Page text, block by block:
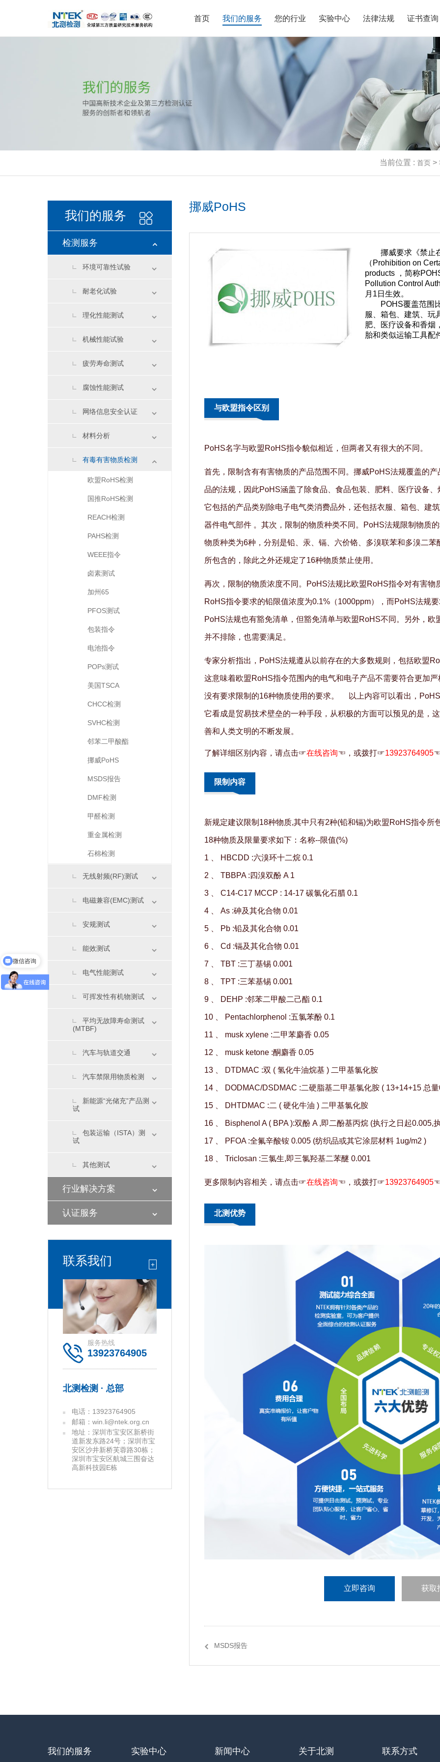
首页 我们的服务
理化性能测试 机械性能试验
网络信息安全认证
有毒有害物质检测 电磁兼容(EMC)测试 安规测试
可挥发性有机物测试
平均无故障寿命测试
(MTBF)
汽车与轨道交通 新能源“光储充”产品测试 包装运输（ISTA）测
您的行业 实验中心
EMC实验室 材料实验室
无线射频实验室 5G通信&物联网实验
安全实验室 理化分析实验室 新能源实验室
汽车电子EMC和充电
验室
法律法规 证书查询
法律法规 技术文章
联系我们 人才招聘
当前位置 : 首页 >
我们的服务
检测服务
环境可靠性试验
耐老化试验
理化性能测试
机械性能试验
疲劳寿命测试
腐蚀性能测试
网络信息安全认证
材料分析
有毒有害物质检测
欧盟RoHS检测
国推RoHS检测
REACH检测
PAHS检测
WEEE指令
卤素测试
加州65
PFOS测试
包装指令
电池指令
POPs测试
美国TSCA
CHCC检测
SVHC检测
邻苯二甲酸酯
挪威PoHS
MSDS报告
DMF检测
甲醛检测
重金属检测
石棉检测
无线射频(RF)测试
电磁兼容(EMC)测试
安规测试
能效测试
电气性能测试
可挥发性有机物测试
平均无故障寿命测试
(MTBF)
汽车与轨道交通
汽车禁限用物质检测
新能源“光储充”产品测
试
包装运输（ISTA）测
试
其他测试
行业解决方案
认证服务
联系我们 +
服务热线
13923764905
北测检测 · 总部
电话：13923764905
邮箱：win.li@ntek.org.cn
地址：深圳市宝安区新桥街
道新发东路24号；深圳市宝
安区沙井新桥芙蓉路30栋；
深圳市宝安区航城三围奋达
高新科技园E栋
挪威PoHS
挪威要求《禁止
（Prohibition on
products ，简称
Pollution Control
月1日生效。
POHS覆盖范围
服、箱包、建筑、玩
肥、医疗设备和香烟
胎和类似运输工具配
与欧盟指令区别
PoHS名字与欧盟RoHS指令貌似相近，但两者又有很大的不同。
首先，限制含有有害物质的产品范围不同。挪威PoHS法规覆盖的
品的法规，因此PoHS涵盖了除食品、食品包装、肥料、医疗设备
它包括的产品类别除电子电气类消费品外，还包括衣服、箱包、建
器件电气部件 。其次，限制的物质种类不同。PoHS法规限制物质
物质种类为6种，分别是铅、汞、镉、六价铬、多溴联苯和多溴二
所包含的，除此之外还规定了16种物质禁止使用。
再次，限制的物质浓度不同。PoHS法规比欧盟RoHS指令对有害物
RoHS指令要求的铅限值浓度为0.1%（1000ppm），而PoHS法规
PoHS法规也有豁免清单，但豁免清单与欧盟RoHS不同。另外，
并不排除，也需要满足。
专家分析指出，PoHS法规遵从以前存在的大多数规则，包括欧盟
这意味着欧盟RoHS指令范围内的电气和电子产品不需要符合更加
没有要求限制的16种物质使用的要求。 以上内容可以看出，
它看成是贸易技术壁垒的一种手段，从积极的方面可以预见的是，
善和人类文明的不断发展。
了解详细区别内容，请点击☞在线咨询☜，或拨打☞13923764905☜
限制内容
新规定建议限制18种物质,其中只有2种(铅和镉)为欧盟RoHS指令所
18种物质及限量要求如下：名称--限值(%)
1 、 HBCDD :六溴环十二烷 0.1
2 、 TBBPA :四溴双酚 A 1
3 、 C14-C17 MCCP : 14-17 碳氯化石腊 0.1
4 、 As :砷及其化合物 0.01
5 、 Pb :铅及其化合物 0.01
6 、 Cd :镉及其化合物 0.01
7 、 TBT :三丁基锡 0.001
8 、 TPT :三苯基锡 0.001
9 、 DEHP :邻苯二甲酸二己酯 0.1
10 、 Pentachlorphenol :五氯苯酚 0.1
11 、 musk xylene :二甲苯麝香 0.05
12 、 musk ketone :酮麝香 0.05
13 、 DTDMAC :双 ( 氢化牛油烷基 ) 二甲基氯化胺
14 、 DODMAC/DSDMAC :二硬脂基二甲基氯化胺 ( 13+14+15 总量
15 、 DHTDMAC :二 ( 硬化牛油 ) 二甲基氯化胺
16 、 Bisphenol A ( BPA ):双酚 A ,即二酚基丙烷 (执行之日起0.005,
17 、 PFOA :全氟辛酸铵 0.005 (纺织品或其它涂层材料 1ug/m2 )
18 、 Triclosan :三氯生,即三氯羟基二苯醚 0.001
更多限制内容相关，请点击☞在线咨询☜，或拨打☞13923764905☜
北测优势
立即咨询 获取
MSDS报告
我们的服务 实验中心 新闻中心 关于北测 联系方式
实验室资质